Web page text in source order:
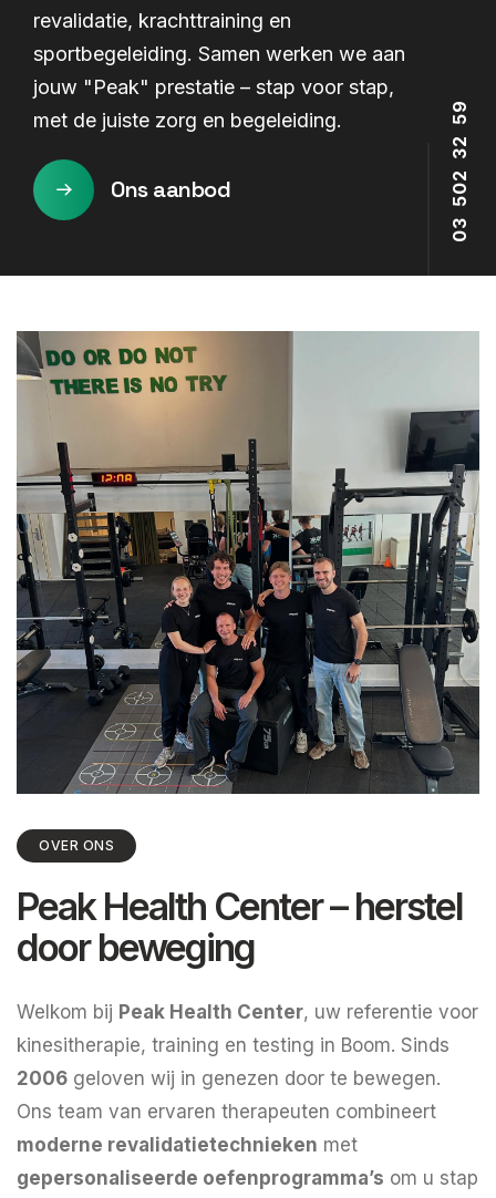
0
3
5
0
2
3
2
5
9
revalidatie, krachttraining en
sportbegeleiding. Samen werken we aan
jouw "Peak" prestatie – stap voor stap,
met de juiste zorg en begeleiding.
Ons aanbod
OVER ONS
Peak Health Center – herstel
door beweging
Welkom bij Peak Health Center, uw referentie voor
kinesitherapie, training en testing in Boom. Sinds
2006 geloven wij in genezen door te bewegen.
Ons team van ervaren therapeuten combineert
moderne revalidatietechnieken met
gepersonaliseerde oefenprogramma’s om u stap